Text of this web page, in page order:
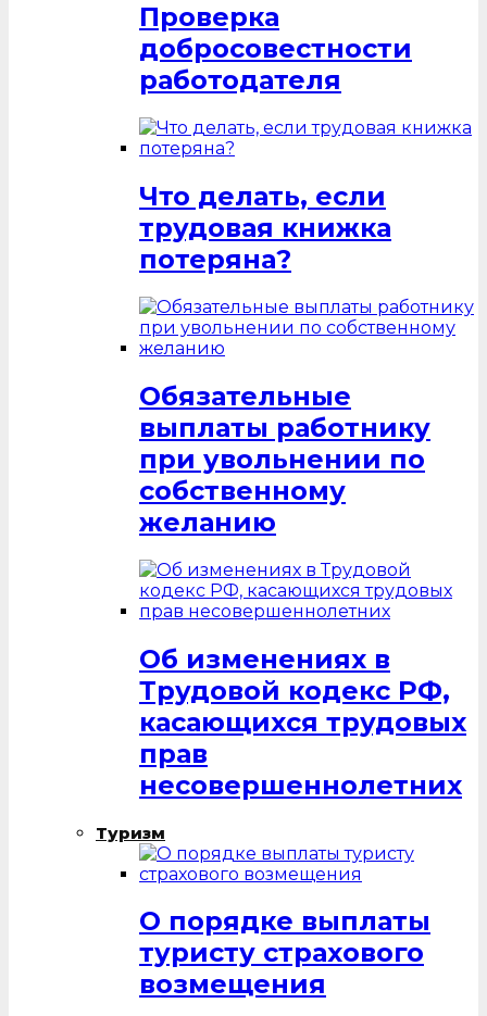
Проверка
добросовестности
работодателя
Что делать, если
трудовая книжка
потеряна?
Обязательные
выплаты работнику
при увольнении по
собственному
желанию
Об изменениях в
Трудовой кодекс РФ,
касающихся трудовых
прав
несовершеннолетних
Туризм
О порядке выплаты
туристу страхового
возмещения